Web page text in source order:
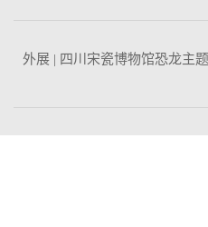
外展 | 四川宋瓷博物馆恐龙主